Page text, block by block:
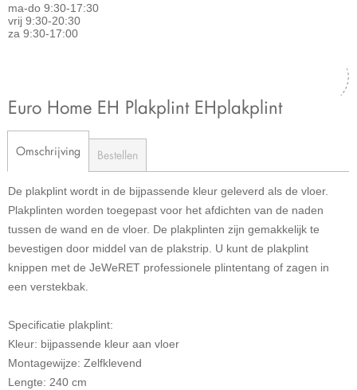
ma-do 9:30-17:30
vrij 9:30-20:30
za 9:30-17:00
Euro Home EH Plakplint EHplakplint
Omschrijving Bestellen
De plakplint wordt in de bijpassende kleur geleverd als de vloer.
Plakplinten worden toegepast voor het afdichten van de naden
tussen de wand en de vloer. De plakplinten zijn gemakkelijk te
bevestigen door middel van de plakstrip. U kunt de plakplint
knippen met de JeWeRET professionele plintentang of zagen in
een verstekbak.
Specificatie plakplint:
Kleur: bijpassende kleur aan vloer
Montagewijze: Zelfklevend
Lengte: 240 cm